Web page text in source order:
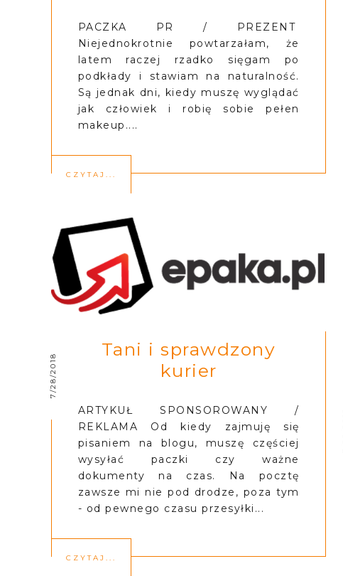
PACZKA PR / PREZENT
Niejednokrotnie powtarzałam, że
latem raczej rzadko sięgam po
podkłady i stawiam na naturalność.
Są jednak dni, kiedy muszę wyglądać
jak człowiek i robię sobie pełen
makeup....
CZYTAJ...
7/28/2018
Tani i sprawdzony
kurier
ARTYKUŁ SPONSOROWANY /
REKLAMA Od kiedy zajmuję się
pisaniem na blogu, muszę częściej
wysyłać paczki czy ważne
dokumenty na czas. Na pocztę
zawsze mi nie pod drodze, poza tym
- od pewnego czasu przesyłki...
CZYTAJ...